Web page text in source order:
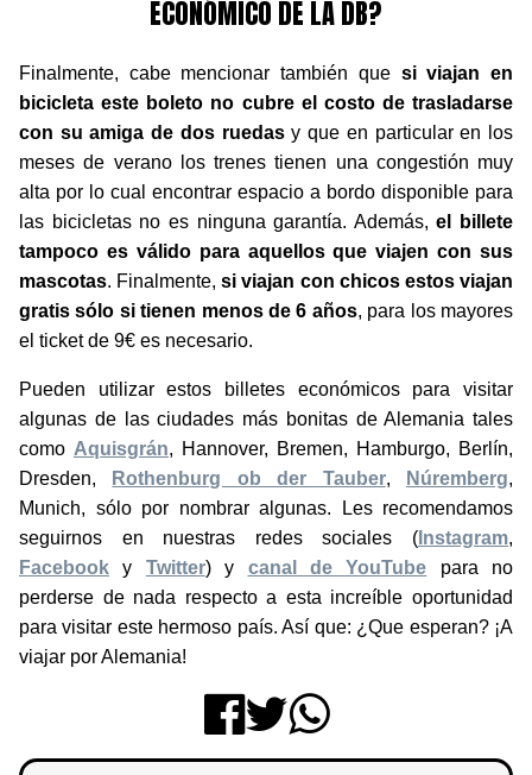
ECONÓMICO DE LA DB?
Finalmente, cabe mencionar también que si viajan en
bicicleta este boleto no cubre el costo de trasladarse
con su amiga de dos ruedasy que en particular en los
meses de verano los trenes tienen una congestión muy
alta por lo cual encontrar espacio a bordo disponible para
las bicicletas no es ninguna garantía. Además,el billete
tampoco es válido para aquellos que viajen con sus
mascotas. Finalmente,si viajan con chicos estos viajan
gratis sólo si tienen menos de 6 años, para los mayores
el ticket de 9€ es necesario.
Pueden utilizar estos billetes económicos para visitar
algunas de las ciudades más bonitas de Alemania tales
como Aquisgrán, Hannover, Bremen, Hamburgo, Berlín,
Dresden,
Rothenburg ob der Tauber, Núremberg,
Munich, sólo por nombrar algunas. Les recomendamos
seguirnos en nuestras redes sociales ( Instagram,
Facebook y Twitter) y canal de YouTube para no
perderse de nada respecto a esta increíble oportunidad
para visitar este hermoso país. Así que: ¿Que esperan? ¡A
viajar por Alemania!